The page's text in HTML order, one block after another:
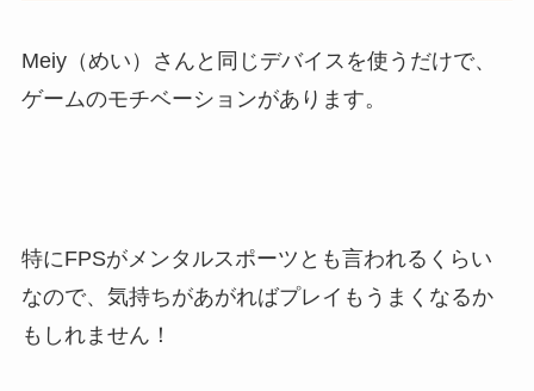
Meiy（めい）さんと同じデバイスを使うだけで、
ゲームのモチベーションがあります。
特にFPSがメンタルスポーツとも言われるくらい
なので、気持ちがあがればプレイもうまくなるか
もしれません！